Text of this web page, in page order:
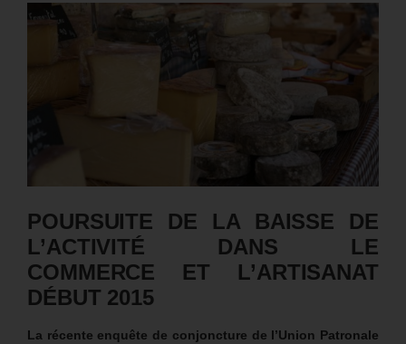
POURSUITE DE LA BAISSE DE
L’ACTIVITÉ DANS LE
COMMERCE ET L’ARTISANAT
DÉBUT 2015
La récente enquête de conjoncture de l’Union Patronale